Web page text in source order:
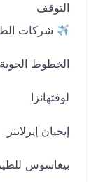
التوقف
شركات الطيران
الخطوط الجوية
لوفتهانزا
إيجيان إيرلاينز
بيغاسوس للطيران